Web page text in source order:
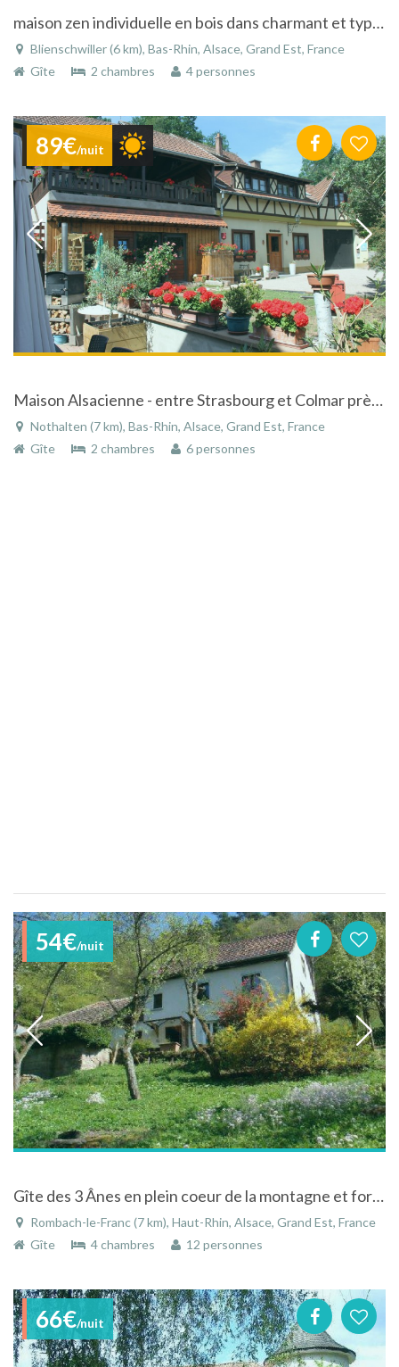
maison zen individuelle en bois dans charmant et typique village viticole
Blienschwiller (6 km), Bas-Rhin, Alsace, Grand Est, France
Gîte
2 chambres 4 personnes
89€/nuit
Maison Alsacienne - entre Strasbourg et Colmar près de Europa Park - près des sites touristiques les plus connus
Nothalten (7 km), Bas-Rhin, Alsace, Grand Est, France
Gîte
2 chambres 6 personnes
54€/nuit
Gîte des 3 Ânes en plein coeur de la montagne et forêt vosgienne, Alsace
Rombach-le-Franc (7 km), Haut-Rhin, Alsace, Grand Est, France
Gîte
4 chambres 12 personnes
66€/nuit